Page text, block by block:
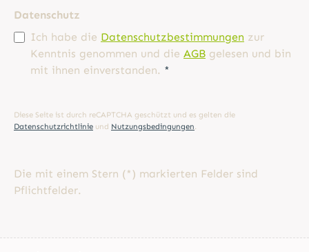
Datenschutz
Ich habe die Datenschutzbestimmungen zur
Kenntnis genommen und die AGB gelesen und bin
mit ihnen einverstanden. *
Diese Seite ist durch reCAPTCHA geschützt und es gelten die
Datenschutzrichtlinie und Nutzungsbedingungen.
Die mit einem Stern (*) markierten Felder sind
Pflichtfelder.